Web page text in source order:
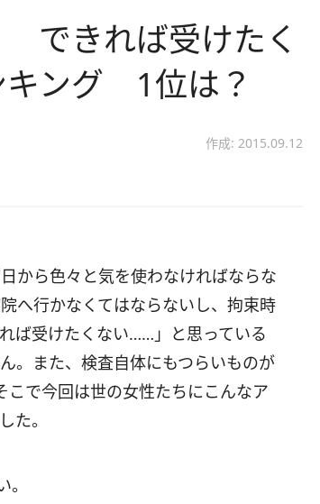
できれば受けたく
キング 1位は？
作成: 2015.09.12
から色々と気を使わなければならな
へ行かなくてはならないし、拘束時
ば受けたくない……」と思っている
。また、検査自体にもつらいものが
で今回は世の女性たちにこんなア
た。